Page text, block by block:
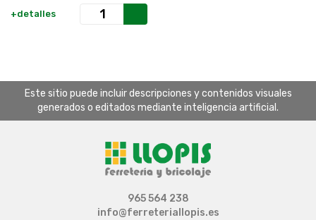
+detalles
Este sitio puede incluir descripciones y contenidos visuales
generados o editados mediante inteligencia artificial.
965 564 238
info@ferreteriallopis.es